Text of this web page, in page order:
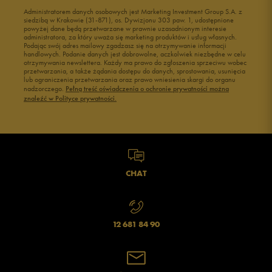
Administratorem danych osobowych jest Marketing Investment Group S.A. z
siedzibą w Krakowie (31-871), os. Dywizjonu 303 paw. 1, udostępnione
powyżej dane będą przetwarzane w prawnie uzasadnionym interesie
administratora, za który uważa się marketing produktów i usług własnych.
Podając swój adres mailowy zgadzasz się na otrzymywanie informacji
handlowych. Podanie danych jest dobrowolne, aczkolwiek niezbędne w celu
otrzymywania newslettera. Każdy ma prawo do zgłoszenia sprzeciwu wobec
przetwarzania, a także żądania dostępu do danych, sprostowania, usunięcia
lub ograniczenia przetwarzania oraz prawo wniesienia skargi do organu
nadzorczego. Pełną treść oświadczenia o ochronie prywatności można
znaleźć w Polityce prywatności.
CHAT
12 681 84 90